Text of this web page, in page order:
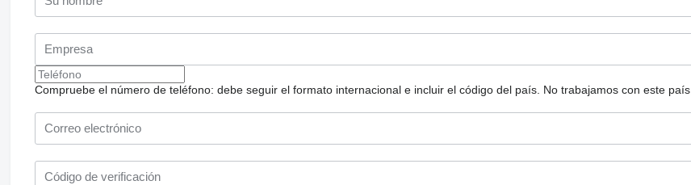
Compruebe el número de teléfono: debe seguir el formato internacional e incluir el código del país. No trabajamos con este país